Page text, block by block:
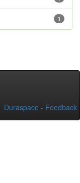
1
Duraspace - Feedback